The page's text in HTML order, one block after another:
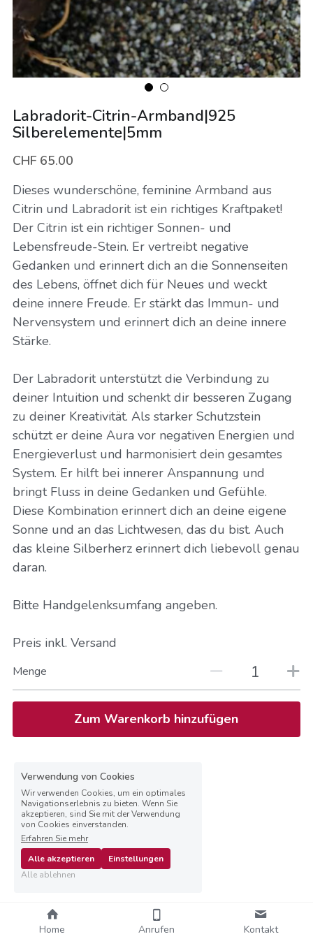
Energieschmuck
Mentorings
Bücher
Vorgespräch buchen
Labradorit-Citrin-Armband|925
Silberelemente|5mm
CHF 65.00
Dieses wunderschöne, feminine Armband aus
Citrin und Labradorit ist ein richtiges Kraftpaket!
Der Citrin ist ein richtiger Sonnen- und
Lebensfreude-Stein. Er vertreibt negative
Gedanken und erinnert dich an die Sonnenseiten
des Lebens, öffnet dich für Neues und weckt
deine innere Freude. Er stärkt das Immun- und
Nervensystem und erinnert dich an deine innere
Stärke.
Der Labradorit unterstützt die Verbindung zu
deiner Intuition und schenkt dir besseren Zugang
zu deiner Kreativität. Als starker Schutzstein
schützt er deine Aura vor negativen Energien und
Energieverlust und harmonisiert dein gesamtes
System. Er hilft bei innerer Anspannung und
bringt Fluss in deine Gedanken und Gefühle.
Diese Kombination erinnert dich an deine eigene
Sonne und an das Lichtwesen, das du bist. Auch
das kleine Silberherz erinnert dich liebevoll genau
daran.
Bitte Handgelenksumfang angeben.
Preis inkl. Versand
Menge
Zum Warenkorb hinzufügen
Home Anrufen Kontakt
Verwendung von Cookies
Wir verwenden Cookies, um ein optimales
Navigationserlebnis zu bieten. Wenn Sie
akzeptieren, sind Sie mit der Verwendung
von Cookies einverstanden.
Erfahren Sie mehr
Alle akzeptieren
Einstellungen
Alle ablehnen